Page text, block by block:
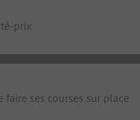
prix
faire ses courses sur place